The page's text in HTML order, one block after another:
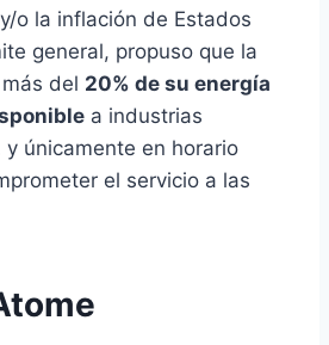
o la inflación de Estados
general, propuso que la
del 20% de su energía
a industrias
únicamente en horario
el servicio a las